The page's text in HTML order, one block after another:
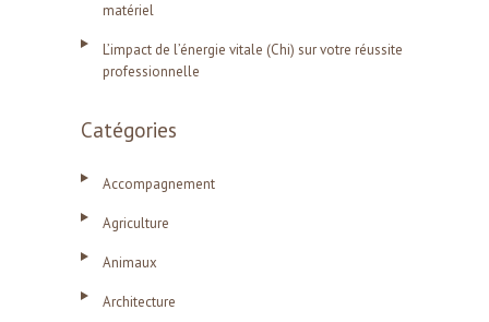
matériel
L’impact de l’énergie vitale (Chi) sur votre réussite
professionnelle
Catégories
Accompagnement
Agriculture
Animaux
Architecture